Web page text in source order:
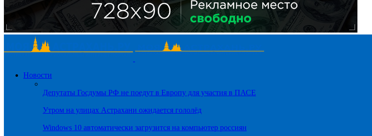
Новости
Депутаты Госдумы РФ не поедут в Европу для участия в ПАСЕ
Утром на улицах Астрахани ожидается гололёд
Windows 10 автоматически загрузится на компьютер россиян